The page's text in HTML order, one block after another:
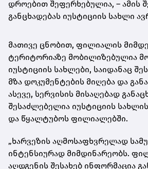
დროებით შეფერხებულია, – ამის
განცხადებას იუსტიციის სახლი
მათივე ცნობით, ფილიალის
ტერიტორიაზე მობილიზებულია
იუსტიციის სახლები, საიდანაც
მზა დოკუმენტების მიღება და
ასევე, სერვისის მისაღებად
შესაძლებელია იუსტიციის
და წყალტუბოს ფილიალებში.
„ხარვეზის აღმოსაფხვრელად
ინტენსიურად მიმდინარეობს.
აღდგენის შესახებ ინფორმაცია